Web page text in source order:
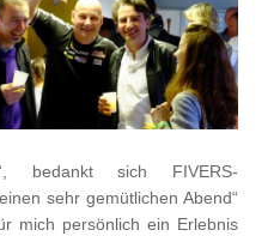
bedankt sich FIVERS-
sehr gemütlichen Abend“
mich persönlich ein Erlebnis